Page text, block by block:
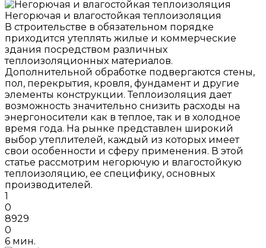
Негорючая и влагостойкая теплоизоляция
В строительстве в обязательном порядке
приходится утеплять жилые и коммерческие
здания посредством различных
теплоизоляционных материалов.
Дополнительной обработке подвергаются стены,
пол, перекрытия, кровля, фундамент и другие
элементы конструкции. Теплоизоляция дает
возможность значительно снизить расходы на
энергоносители как в теплое, так и в холодное
время года. На рынке представлен широкий
выбор утеплителей, каждый из которых имеет
свои особенности и сферу применения. В этой
статье рассмотрим негорючую и влагостойкую
теплоизоляцию, ее специфику, основных
производителей.
1
0
8929
0
6 мин.